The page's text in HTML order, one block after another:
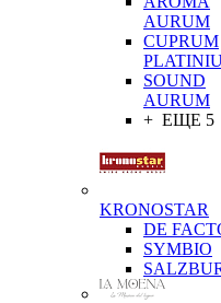
AURUM
CUPRUM
SOUND
AURUM
+ ЕЩЕ 5
KRONOSTAR
DE
SYMBIO